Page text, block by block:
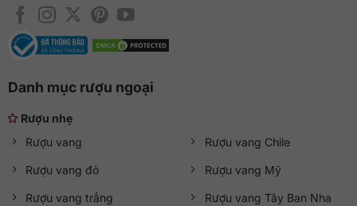
Danh mục rượu ngoại
Rượu nhẹ
Rượu vang
Rượu vang đỏ
Rượu vang trắng
Rượu vang Chile
Rượu vang Mỹ
Rượu vang Tây Ban Nha